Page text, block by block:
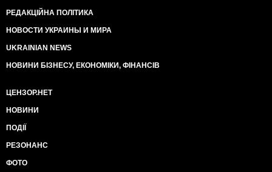
РЕДАКЦІЙНА ПОЛІТИКА
НОВОСТИ УКРАИНЫ И МИРА
UKRAINIAN NEWS
НОВИНИ БІЗНЕСУ, ЕКОНОМІКИ, ФІНАНСІВ
ЦЕНЗОР.НЕТ
НОВИНИ
ПОДІЇ
РЕЗОНАНС
ФОТО